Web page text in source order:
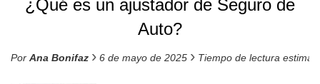
¿Qué es un ajustador de Seguro de
Auto?
Por Ana Bonifaz › 6 de mayo de 2025 › Tiempo de lectura